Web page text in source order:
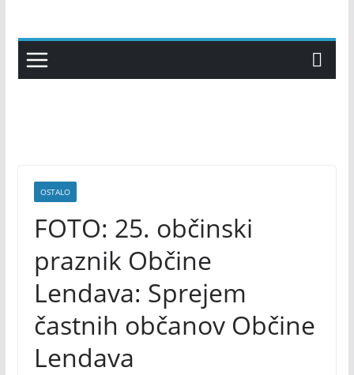
content
OSTALO
FOTO: 25. občinski
praznik Občine
Lendava: Sprejem
častnih občanov Občine
Lendava